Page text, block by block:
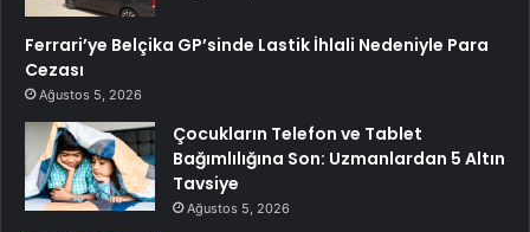
Ferrari’ye Belçika GP’sinde Lastik İhlali Nedeniyle Para
Cezası
Ağustos 5, 2026
Çocukların Telefon ve Tablet
Bağımlılığına Son: Uzmanlardan 5 Altın
Tavsiye
Ağustos 5, 2026